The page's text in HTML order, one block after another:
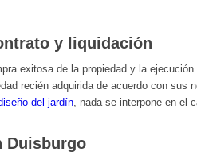
y liquidación
exitosa de la propiedad y la
recién adquirida de acuerdo con sus
del jardín, nada se interpone en el
Duisburgo